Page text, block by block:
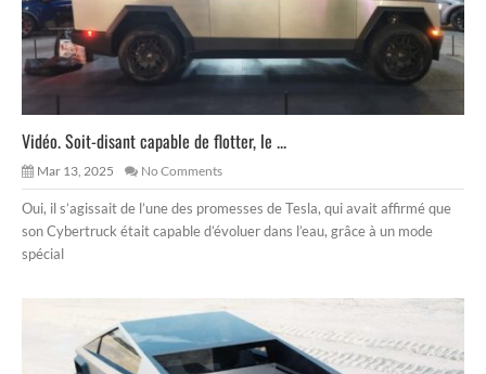
Vidéo. Soit-disant capable de flotter, le ...
Mar 13, 2025 No Comments
Oui, il s’agissait de l’une des promesses de Tesla, qui avait affirmé que
son Cybertruck était capable d’évoluer dans l’eau, grâce à un mode
spécial